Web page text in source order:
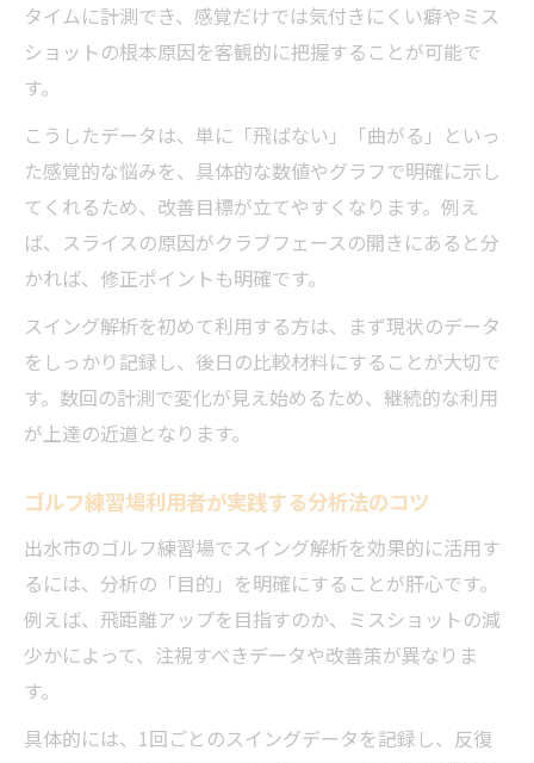
タイムに計測でき、感覚だけでは気付きにくい癖やミス
ショットの根本原因を客観的に把握することが可能で
す。
こうしたデータは、単に「飛ばない」「曲がる」といっ
た感覚的な悩みを、具体的な数値やグラフで明確に示し
てくれるため、改善目標が立てやすくなります。例え
ば、スライスの原因がクラブフェースの開きにあると分
かれば、修正ポイントも明確です。
スイング解析を初めて利用する方は、まず現状のデータ
をしっかり記録し、後日の比較材料にすることが大切で
す。数回の計測で変化が見え始めるため、継続的な利用
が上達の近道となります。
ゴルフ練習場利用者が実践する分析法のコツ
出水市のゴルフ練習場でスイング解析を効果的に活用す
るには、分析の「目的」を明確にすることが肝心です。
例えば、飛距離アップを目指すのか、ミスショットの減
少かによって、注視すべきデータや改善策が異なりま
す。
具体的には、1回ごとのスイングデータを記録し、反復